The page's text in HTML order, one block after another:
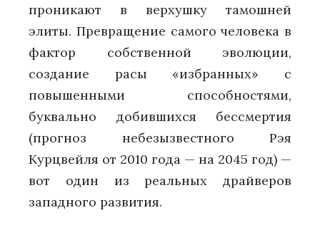
проникают в верхушку тамошней
элиты. Превращение самого человека в
фактор собственной эволюции,
создание расы «избранных» с
повышенными способностями,
буквально добившихся бессмертия
(прогноз небезызвестного Рэя
Курцвейля от 2010 года — на 2045 год) —
вот один из реальных драйверов
западного развития.